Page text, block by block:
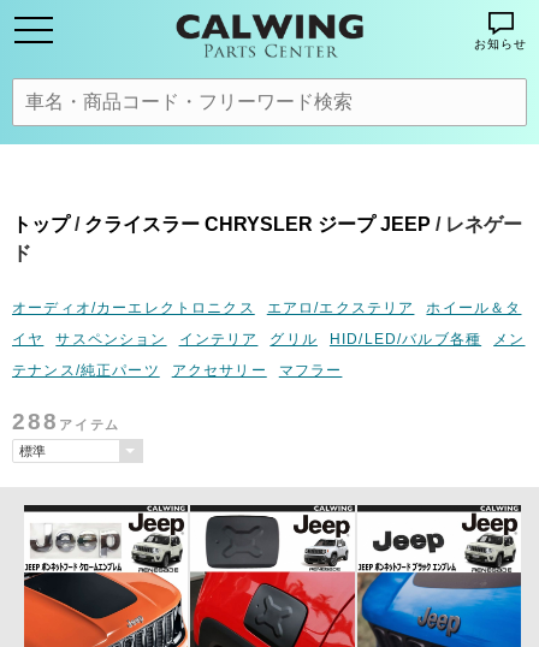
お知らせ
トップ/ クライスラー CHRYSLER ジープ JEEP / レネゲー
ド
オーディオ/カーエレクトロニクス エアロ/エクステリア
ホイール＆タ
イヤ
サスペンション インテリア グリル HID/LED/バルブ各種
メン
テナンス/純正パーツ
アクセサリー マフラー
288 アイテム